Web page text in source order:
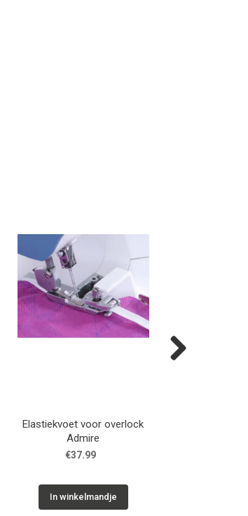
Elastiekvoet voor overlock
Admire
€37.99
In winkelmandje